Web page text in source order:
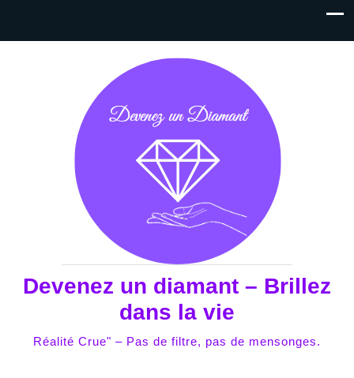
Devenez un diamant – Brillez
dans la vie
Réalité Crue" – Pas de filtre, pas de mensonges.